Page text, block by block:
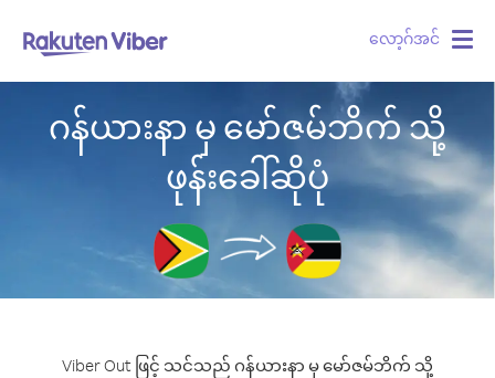
လော့ဂ်အင်
ဂန်ယားနာ မှ မော်ဇမ်ဘိက် သို့
ဖုန်းခေါ်ဆိုပုံ
Viber Out ဖြင့် သင်သည် ဂန်ယားနာ မှ မော်ဇမ်ဘိက် သို့